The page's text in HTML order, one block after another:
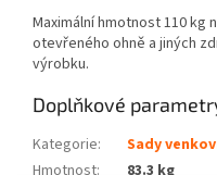
Maximální hmotnost 110 kg
otevřeného ohně a jiných
výrobku.
Doplňkové
Kategorie:
Sady